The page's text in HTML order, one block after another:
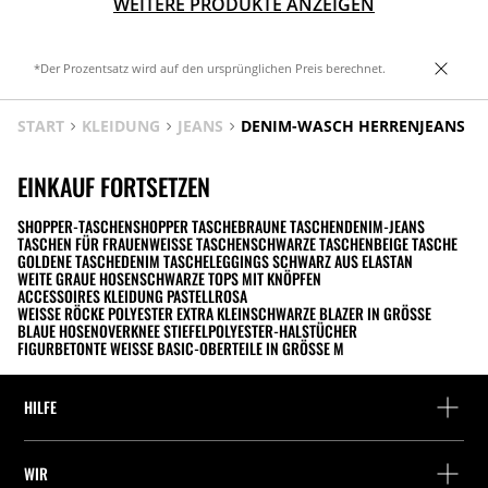
*Der Prozentsatz wird auf den ursprünglichen Preis berechnet.
START KLEIDUNG JEANS DENIM-WASCH HERRENJEANS
EINKAUF FORTSETZEN
SHOPPER-TASCHENSHOPPER TASCHEBRAUNE TASCHENDENIM-JEANS
TASCHEN FÜR FRAUENWEISSE TASCHEN SCHWARZE TASCHENBEIGE TASCHE
GOLDENE TASCHEDENIM TASCHELEGGINGS SCHWARZ AUS ELASTAN
WEITE GRAUE HOSENSCHWARZE TOPS MIT KNÖPFEN
ACCESSOIRES KLEIDUNG PASTELLROSA
WEISSE RÖCKE POLYESTER EXTRA KLEIN SCHWARZE BLAZER IN GRÖSSE
BLAUE HOSENOVERKNEE STIEFELPOLYESTER-HALSTÜCHER
FIGURBETONTE WEISSE BASIC-OBERTEILE IN GRÖSSE M
HILFE
Wo befindet sich deine Bestellung gerade?
WIR